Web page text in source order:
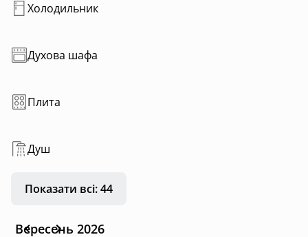
Холодильник
Духова шафа
Плита
Душ
Показати всі: 44
Вересень 2026